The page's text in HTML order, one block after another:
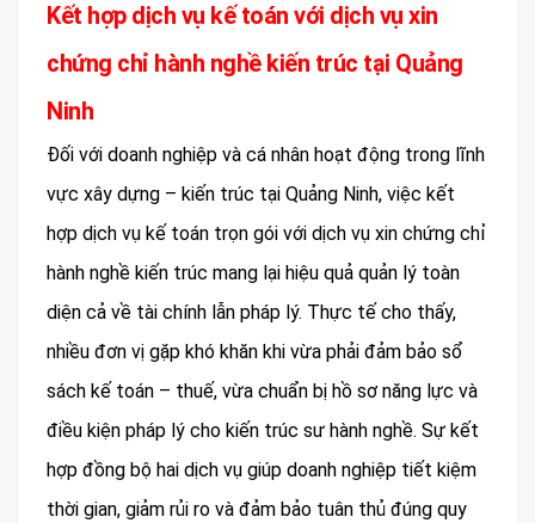
Kết hợp dịch vụ kế toán với dịch vụ xin
chứng chỉ hành nghề kiến trúc tại Quảng
Ninh
Đối với doanh nghiệp và cá nhân hoạt động trong lĩnh
vực xây dựng – kiến trúc tại Quảng Ninh, việc kết
hợp dịch vụ kế toán trọn gói với dịch vụ xin chứng chỉ
hành nghề kiến trúc mang lại hiệu quả quản lý toàn
diện cả về tài chính lẫn pháp lý. Thực tế cho thấy,
nhiều đơn vị gặp khó khăn khi vừa phải đảm bảo sổ
sách kế toán – thuế, vừa chuẩn bị hồ sơ năng lực và
điều kiện pháp lý cho kiến trúc sư hành nghề. Sự kết
hợp đồng bộ hai dịch vụ giúp doanh nghiệp tiết kiệm
thời gian, giảm rủi ro và đảm bảo tuân thủ đúng quy